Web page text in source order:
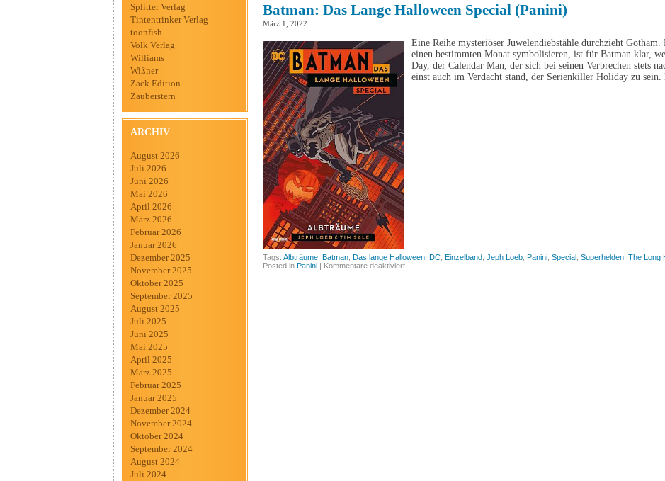
Splitter Verlag
Tintentrinker Verlag
toonfish
Volk Verlag
Williams
Wißner
Zack Edition
Zauberstern
ARCHIV
August 2026
Juli 2026
Juni 2026
Mai 2026
April 2026
März 2026
Februar 2026
Januar 2026
Dezember 2025
November 2025
Oktober 2025
September 2025
August 2025
Juli 2025
Juni 2025
Mai 2025
April 2025
März 2025
Februar 2025
Januar 2025
Dezember 2024
November 2024
Oktober 2024
September 2024
August 2024
Juli 2024
1
Batman: Das Lange Halloween Special (Panini)
März 1, 2022
Eine Reihe mysteriöser Juwelendiebstähle durchzieht
einen bestimmten Monat symbolisieren, ist für Batman klar,
Day, der Calendar Man, der sich bei seinen Verbrechen stets
einst auch im Verdacht stand, der Serienkiller Holiday zu
Tags: Albträume Batman Das lange Halloween DC Einzelband Jeph Loeb Panini Special Superhelden The Long
Posted in Panini | Kommentare deaktiviertfür